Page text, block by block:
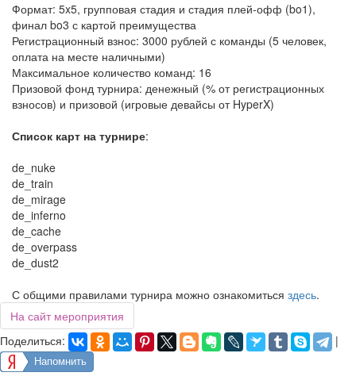
Формат: 5x5, групповая стадия и стадия плей-офф (bo1),
финал bo3 с картой преимущества
Регистрационный взнос: 3000 рублей с команды (5 человек,
оплата на месте наличными)
Максимальное количество команд: 16
Призовой фонд турнира: денежный (% от регистрационных
взносов) и призовой (игровые девайсы от HyperX)
Список карт на турнире:
de_nuke
de_train
de_mirage
de_inferno
de_cache
de_overpass
de_dust2
С общими правилами турнира можно ознакомиться здесь.
На сайт мероприятия
Поделиться:
|
Напомнить